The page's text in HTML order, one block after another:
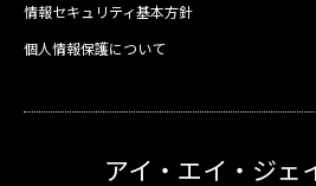
情報セキュリティ基本方針
個人情報保護について
アイ・エイ・ジェ